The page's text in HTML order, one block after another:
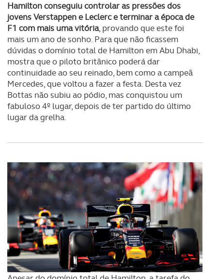
Hamilton conseguiu controlar as pressões dos
jovens Verstappen e Leclerc e terminar a época de
F1 com mais uma vitória, provando que este foi
mais um ano de sonho. Para que não ficassem
dúvidas o domínio total de Hamilton em Abu Dhabi,
mostra que o piloto britânico poderá dar
continuidade ao seu reinado, bem como a campeã
Mercedes, que voltou a fazer a festa. Desta vez
Bottas não subiu ao pódio, mas conquistou um
fabuloso 4º lugar, depois de ter partido do último
lugar da grelha.